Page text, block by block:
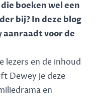
boeken wel een
bij? In deze blog
aanraadt voor de
lezers en de inhoud
Dewey je deze
en